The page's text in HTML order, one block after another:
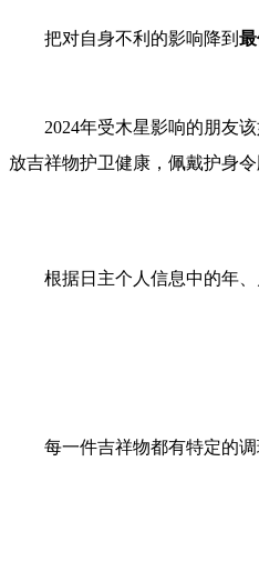
把对自身不利的影响降到 最
2024年受木星影响的朋友
放吉祥物护卫健康，佩戴护身
根据日主个人信息中的年
每一件吉祥物都有特定的